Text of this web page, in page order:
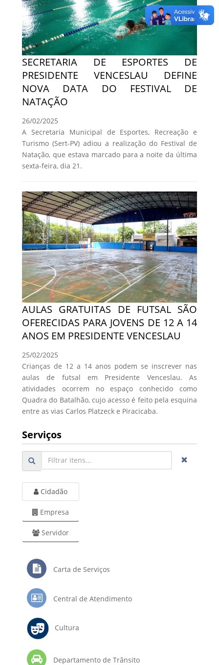
SECRETARIA DE ESPORTES DE
PRESIDENTE VENCESLAU DEFINE
NOVA DATA DO FESTIVAL DE
NATAÇÃO
26/02/2025
A Secretaria Municipal de Esportes, Recreação e
Turismo (Sert-PV) adiou a realização do Festival de
Natação, que estava marcado para a noite da última
sexta-feira, dia 21.
AULAS GRATUITAS DE FUTSAL SÃO
OFERECIDAS PARA JOVENS DE 12 A 14
ANOS EM PRESIDENTE VENCESLAU
25/02/2025
Crianças de 12 a 14 anos podem se inscrever nas
aulas de futsal em Presidente Venceslau. As
atividades ocorrem no espaço conhecido como
Quadra do Batalhão, cujo acesso é feito pela esquina
entre as vias Carlos Platzeck e Piracicaba.
Serviços
Cidadão
Empresa
Servidor
Carta de Serviços
Central de Atendimento
Cultura
Departamento de Trânsito